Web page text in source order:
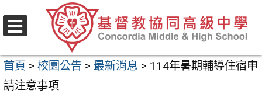
至
要
內
首頁 > 校園公告 > 最新消息 > 114年暑期輔導住宿申
請注意事項
選
單